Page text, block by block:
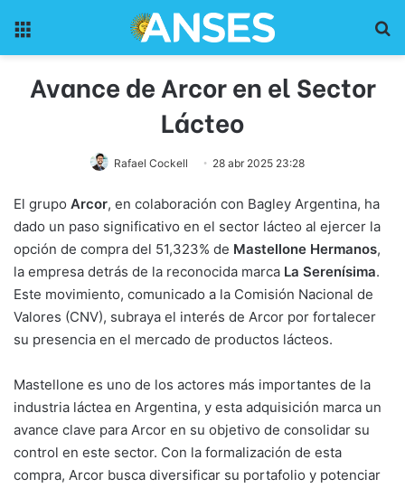
Avance de Arcor en el Sector
Lácteo
Rafael Cockell 28 abr 2025 23:28
El grupo Arcor, en colaboración con Bagley Argentina, ha
dado un paso significativo en el sector lácteo al ejercer la
opción de compra del 51,323% de Mastellone Hermanos,
la empresa detrás de la reconocida marca La Serenísima.
Este movimiento, comunicado a la Comisión Nacional de
Valores (CNV), subraya el interés de Arcor por fortalecer
su presencia en el mercado de productos lácteos.
Mastellone es uno de los actores más importantes de la
industria láctea en Argentina, y esta adquisición marca un
avance clave para Arcor en su objetivo de consolidar su
control en este sector. Con la formalización de esta
compra, Arcor busca diversificar su portafolio y potenciar